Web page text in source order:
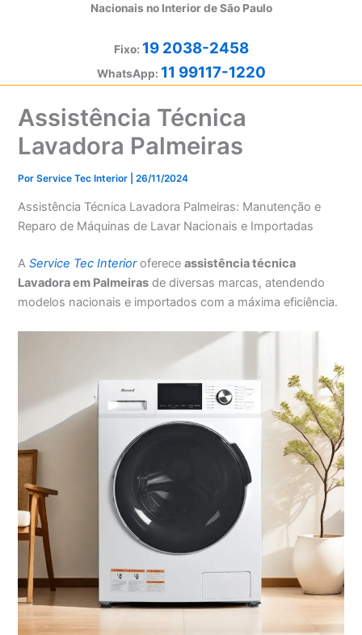
Nacionais no Interior de São Paulo
Fixo: 19 2038-2458
WhatsApp: 11 99117-1220
Assistência Técnica
Lavadora Palmeiras
PorService Tec Interior |26/11/2024
Assistência Técnica Lavadora Palmeiras: Manutenção e
Reparo de Máquinas de Lavar Nacionais e Importadas
AService Tec Interiorofereceassistência técnica
Lavadora em Palmeiras de diversas marcas, atendendo
modelos nacionais e importados com a máxima eficiência.